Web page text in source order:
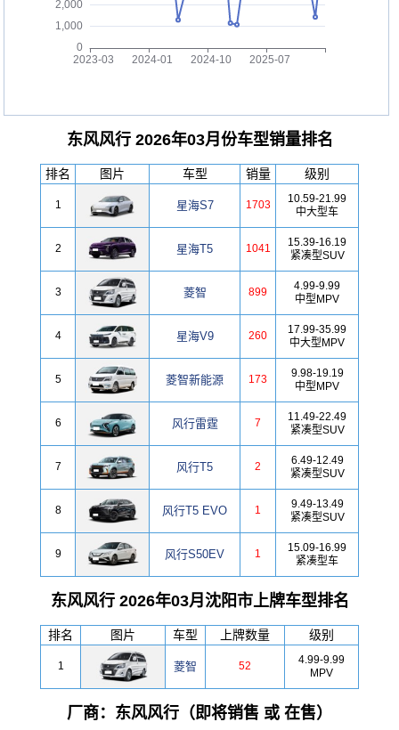
东风风行 2026年03月份车型销量排名
排名 图片 车型 销量 级别
1 星海S7 1703
10.59-21.99
中大型车
2 星海T5 1041
15.39-16.19
紧凑型SUV
3 菱智 899
4.99-9.99
中型MPV
4 星海V9 260
17.99-35.99
中大型MPV
5 菱智新能源 173
9.98-19.19
中型MPV
6 风行雷霆 7
11.49-22.49
紧凑型SUV
7 风行T5 2
6.49-12.49
紧凑型SUV
8 风行T5 EVO 1
9.49-13.49
紧凑型SUV
9 风行S50EV 1
15.09-16.99
紧凑型车
东风风行 2026年03月沈阳市上牌车型排名
排名 图片 车型 上牌数量 级别
1 菱智 52
4.99-9.99
MPV
厂商：东风风行（即将销售 或 在售）